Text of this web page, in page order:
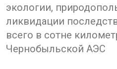
экологии,
ликвидации
всего в сотне
Чернобыльской АЭС